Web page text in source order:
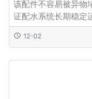
该配件不容易被异物
证配水系统长期稳定
久。不易堵塞，喷雾
塔喷头在冷却塔内部
12-02